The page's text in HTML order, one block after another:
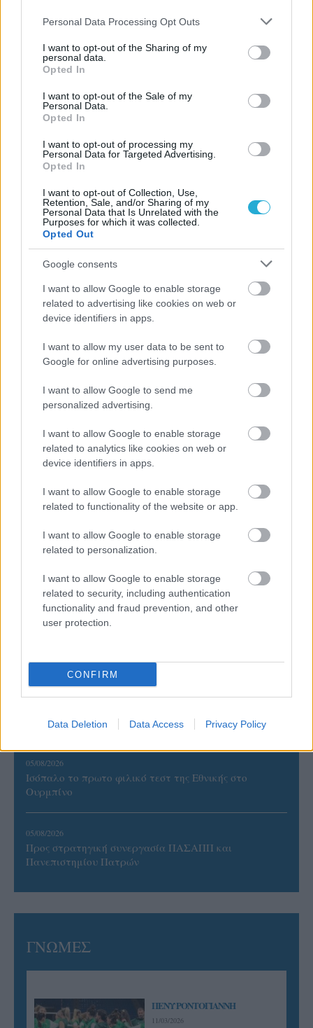
Please note that this website/app uses one or more Google
not limited to your visit or usage behaviour. You may click to
grant or deny consent to Google and its third-party tags to
use your data for below specified purposes in below Google
consent section.
Personal Data Processing Opt Outs
I want to opt-out of the Sharing of my
personal data.
Opted In
I want to opt-out of the Sale of my
Personal Data.
Opted In
I want to opt-out of processing my
Personal Data for Targeted Advertising.
Opted In
I want to opt-out of Collection, Use,
Retention, Sale, and/or Sharing of my
Personal Data that Is Unrelated with the
Purposes for which it was collected.
Opted Out
Google consents
I want to allow Google to enable storage
related to advertising like cookies on web or
device identifiers in apps.
I want to allow my user data to be sent to
Google for online advertising purposes.
I want to allow Google to send me
personalized advertising.
I want to allow Google to enable storage
related to analytics like cookies on web or
device identifiers in apps.
I want to allow Google to enable storage
related to functionality of the website or app.
I want to allow Google to enable storage
related to personalization.
I want to allow Google to enable storage
related to security, including authentication
functionality and fraud prevention, and other
user protection.
CONFIRM
Data Deletion Data Access Privacy Policy
ΡΟΗ ΕΙΔΗΣΕΩΝ
«Αντίο» με ήττα για τις διεθνείς μας στο τουρνουά του
Ουρμπίνο
06/08/2026
στην Ιταλία Β’
06/08/2026
με τον «Ιπτάμενο Ολλανδό» Βίλτενμπουργκ
05/08/2026
Ισόπαλο το πρωτο φιλικό τεστ της Εθνικής στο
Ουρμπίνο
05/08/2026
Προς στρατηγική συνεργασία ΠΑΣΑΠΠ και
Πανεπιστημίου Πατρών
ΓΝΩΜΕΣ
ΠΕΝΥ ΡΟΝΤΟΓΙΑΝΝΗ
11/03/2026